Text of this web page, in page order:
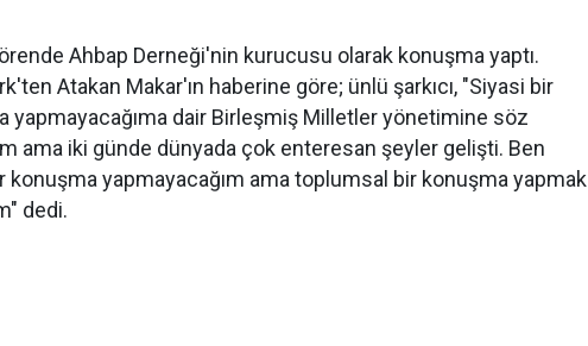
Ahbap Derneği'nin kurucusu olarak konuşma yaptı.
Atakan Makar'ın haberine göre; ünlü şarkıcı, "Siyasi bir
yapmayacağıma dair Birleşmiş Milletler yönetimine söz
ama iki günde dünyada çok enteresan şeyler gelişti. Ben
konuşma yapmayacağım ama toplumsal bir konuşma yapmak
dedi.